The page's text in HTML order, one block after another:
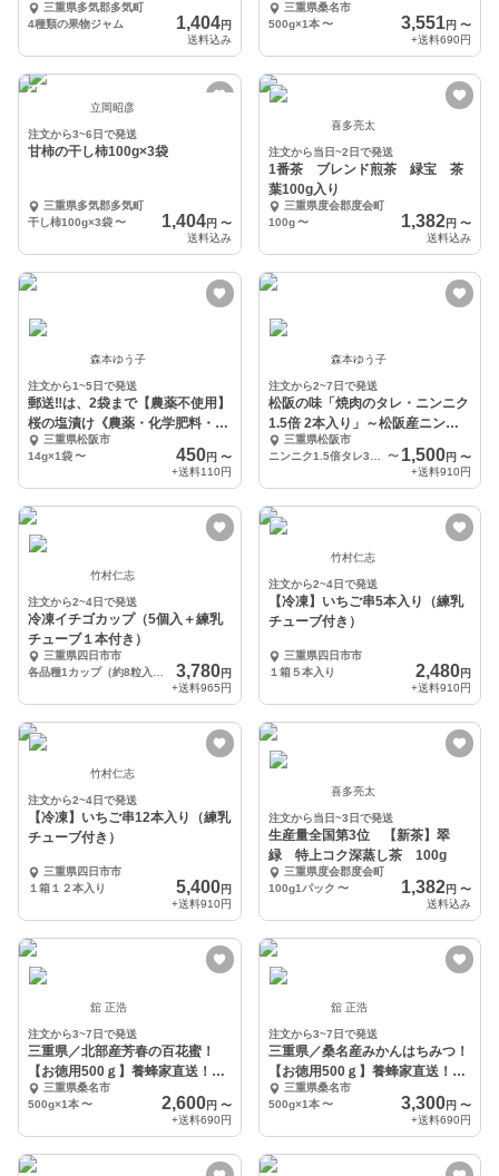
三重県多気郡多気町
4種類の果物ジャム
1,404円
送料込み
家直送！完全自家採
三重県桑名市
500g×1本 〜 3,551円 〜
+送料690円
立岡昭彦
注文から3~6日で発送
甘柿の干し柿100g×3袋
三重県多気郡多気町
干し柿100g×3袋〜 1,404円 〜
送料込み
喜多亮太
注文から当日~2日で発送
1番茶 ブレンド煎茶 緑宝 茶
葉100g入り
三重県度会郡度会町
100g 〜 1,382円 〜
送料込み
森本ゆう子
注文から1~5日で発送
郵送‼️は、2袋まで【農薬不使用】
桜の塩漬け《農薬・化学肥料・着
色料不使用》
三重県松阪市
14g×1袋〜 450円 〜
+送料110円
森本ゆう子
注文から2~7日で発送
松阪の味「焼肉のタレ・ニンニク
1.5倍 2本入り」～松阪産ニンニ
ク使用！非加熱
三重県松阪市
〜 1,500円 〜
+送料910円
竹村仁志
注文から2~4日で発送
冷凍イチゴカップ（5個入＋練乳
チューブ１本付き）
三重県四日市市
3,780円
+送料965円
竹村仁志
注文から2~4日で発送
【冷凍】いちご串5本入り（練乳
チューブ付き）
三重県四日市市
１箱５本入り
2,480円
+送料910円
竹村仁志
注文から2~4日で発送
【冷凍】いちご串12本入り（練乳
チューブ付き）
三重県四日市市
１箱１２本入り
5,400円
+送料910円
喜多亮太
注文から当日~3日で発送
生産量全国第3位 【新茶】翠
緑 特上コク深蒸し茶 100g
三重県度会郡度会町
100g1パック 〜 1,382円 〜
送料込み
舘 正浩
注文から3~7日で発送
三重県／北部産芳春の百花蜜！
【お徳用500ｇ】養蜂家直送！完
全自家採年集
三重県桑名市
500g×1本〜 2,600円 〜
+送料690円
舘 正浩
注文から3~7日で発送
三重県／桑名産みかんはちみつ！
【お徳用500ｇ】養蜂家直送！完
全自家採集
三重県桑名市
500g×1本 〜 3,300円 〜
+送料690円